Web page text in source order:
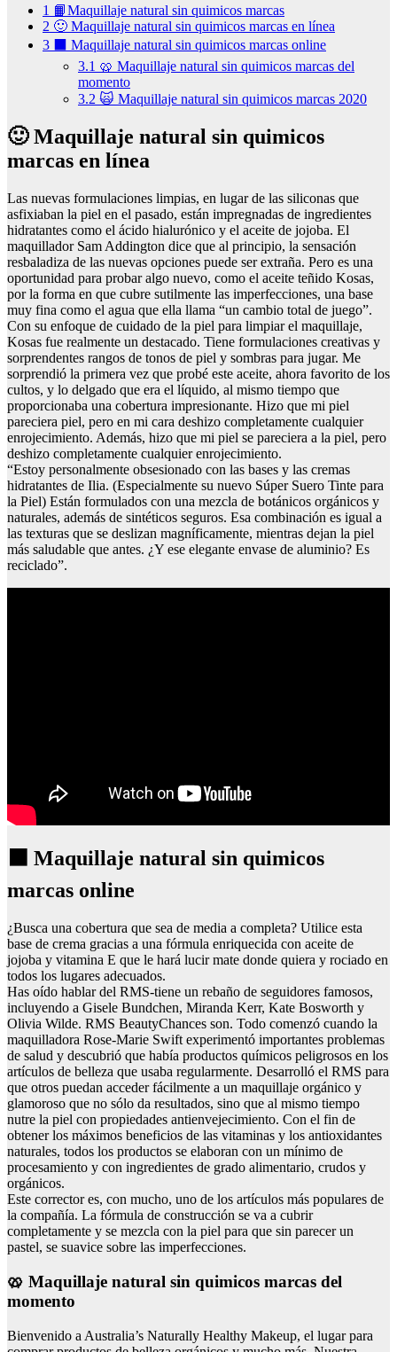
1 📙Maquillaje natural sin quimicos marcas
2 🙂 Maquillaje natural sin quimicos marcas en línea
3 ⬛ Maquillaje natural sin quimicos marcas online
3.1 🥨 Maquillaje natural sin quimicos marcas del
momento
3.2 🙀 Maquillaje natural sin quimicos marcas 2020
🙂 Maquillaje natural sin quimicos
marcas en línea
Las nuevas formulaciones limpias, en lugar de las siliconas que
asfixiaban la piel en el pasado, están impregnadas de ingredientes
hidratantes como el ácido hialurónico y el aceite de jojoba. El
maquillador Sam Addington dice que al principio, la sensación
resbaladiza de las nuevas opciones puede ser extraña. Pero es una
oportunidad para probar algo nuevo, como el aceite teñido Kosas,
por la forma en que cubre sutilmente las imperfecciones, una base
muy fina como el agua que ella llama “un cambio total de juego”.
Con su enfoque de cuidado de la piel para limpiar el maquillaje,
Kosas fue realmente un destacado. Tiene formulaciones creativas y
sorprendentes rangos de tonos de piel y sombras para jugar. Me
sorprendió la primera vez que probé este aceite, ahora favorito de los
cultos, y lo delgado que era el líquido, al mismo tiempo que
proporcionaba una cobertura impresionante. Hizo que mi piel
pareciera piel, pero en mi cara deshizo completamente cualquier
enrojecimiento. Además, hizo que mi piel se pareciera a la piel, pero
deshizo completamente cualquier enrojecimiento.
“Estoy personalmente obsesionado con las bases y las cremas
hidratantes de Ilia. (Especialmente su nuevo Súper Suero Tinte para
la Piel) Están formulados con una mezcla de botánicos orgánicos y
naturales, además de sintéticos seguros. Esa combinación es igual a
las texturas que se deslizan magníficamente, mientras dejan la piel
más saludable que antes. ¿Y ese elegante envase de aluminio? Es
reciclado”.
⬛ Maquillaje natural sin quimicos
marcas online
¿Busca una cobertura que sea de media a completa? Utilice esta
base de crema gracias a una fórmula enriquecida con aceite de
jojoba y vitamina E que le hará lucir mate donde quiera y rociado en
todos los lugares adecuados.
Has oído hablar del RMS-tiene un rebaño de seguidores famosos,
incluyendo a Gisele Bundchen, Miranda Kerr, Kate Bosworth y
Olivia Wilde. RMS BeautyChances son. Todo comenzó cuando la
maquilladora Rose-Marie Swift experimentó importantes problemas
de salud y descubrió que había productos químicos peligrosos en los
artículos de belleza que usaba regularmente. Desarrolló el RMS para
que otros puedan acceder fácilmente a un maquillaje orgánico y
glamoroso que no sólo da resultados, sino que al mismo tiempo
nutre la piel con propiedades antienvejecimiento. Con el fin de
obtener los máximos beneficios de las vitaminas y los antioxidantes
naturales, todos los productos se elaboran con un mínimo de
procesamiento y con ingredientes de grado alimentario, crudos y
orgánicos.
Este corrector es, con mucho, uno de los artículos más populares de
la compañía. La fórmula de construcción se va a cubrir
completamente y se mezcla con la piel para que sin parecer un
pastel, se suavice sobre las imperfecciones.
🥨 Maquillaje natural sin quimicos marcas del
momento
Bienvenido a Australia’s Naturally Healthy Makeup, el lugar para